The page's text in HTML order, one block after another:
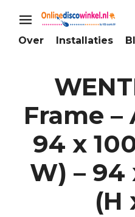
Over Installaties
Frame –
94 x
W) – 94
(H